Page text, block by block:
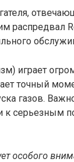
распредвал
играет
точный
газов.
к серьезным
особого